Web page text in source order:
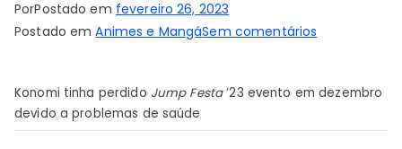
PorPostado em fevereiro 26, 2023
Postado emAnimes e MangáSem comentários
Prince
Konomi tinha perdido Jump Festa’23 evento em dezembro
devido a problemas de saúde